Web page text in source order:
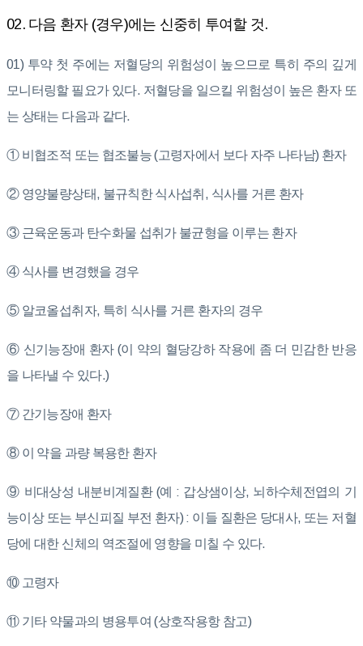
02. 다음 환자 (경우)에는 신중히 투여할 것.
01) 투약 첫 주에는 저혈당의 위험성이 높으므로 특히 주의 깊게
모니터링할 필요가 있다. 저혈당을 일으킬 위험성이 높은 환자 또
는 상태는 다음과 같다.
① 비협조적 또는 협조불능 (고령자에서 보다 자주 나타남) 환자
② 영양불량상태, 불규칙한 식사섭취, 식사를 거른 환자
③ 근육운동과 탄수화물 섭취가 불균형을 이루는 환자
④ 식사를 변경했을 경우
⑤ 알코올섭취자, 특히 식사를 거른 환자의 경우
⑥ 신기능장애 환자 (이 약의 혈당강하 작용에 좀 더 민감한 반응
을 나타낼 수 있다.)
⑦ 간기능장애 환자
⑧ 이 약을 과량 복용한 환자
⑨ 비대상성 내분비계질환 (예 : 갑상샘이상, 뇌하수체전엽의 기
능이상 또는 부신피질 부전 환자) : 이들 질환은 당대사, 또는 저혈
당에 대한 신체의 역조절에 영향을 미칠 수 있다.
⑩ 고령자
⑪ 기타 약물과의 병용투여 (상호작용항 참고)